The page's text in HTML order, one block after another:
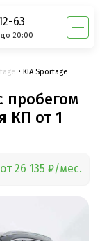
63
20:00
KIA Sportage
пробегом
КП от 1
от 26 135 ₽/мес.